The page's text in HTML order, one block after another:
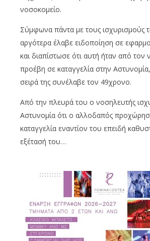
νοσοκομείο.
Σύμφωνα πάντα με τους ισχυρισμούς
αργότερα έλαβε ειδοποίηση σε
και διαπίστωσε ότι αυτή ήταν από τον
προέβη σε καταγγελία στην
σειρά της συνέλαβε τον 49χρονο.
Από την πλευρά του ο νοσηλευτής
Αστυνομία ότι ο αλλοδαπός
καταγγελία εναντίον του επειδή
εξέτασή του…